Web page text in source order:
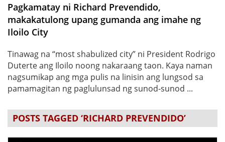
Pagkamatay ni Richard Prevendido,
makakatulong upang gumanda ang imahe ng
Iloilo City
Tinawag na “most shabulized city” ni President Rodrigo
Duterte ang Iloilo noong nakaraang taon. Kaya naman
nagsumikap ang mga pulis na linisin ang lungsod sa
pamamagitan ng paglulunsad ng sunod-sunod ...
POSTS TAGGED ‘RICHARD PREVENDIDO’